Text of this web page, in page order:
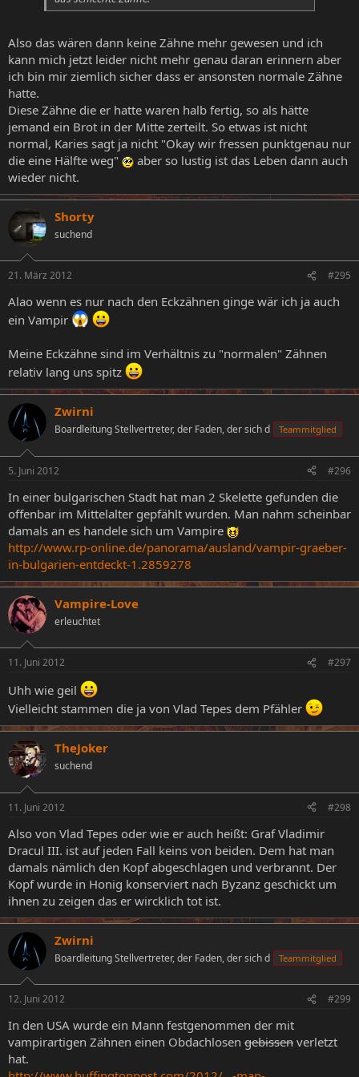
Also das wären dann keine Zähne mehr gewesen und ich
kann mich jetzt leider nicht mehr genau daran erinnern aber
ich bin mir ziemlich sicher dass er ansonsten normale Zähne
hatte.
Diese Zähne die er hatte waren halb fertig, so als hätte
jemand ein Brot in der Mitte zerteilt. So etwas ist nicht
normal, Karies sagt ja nicht "Okay wir fressen punktgenau nur
die eine Hälfte weg"
aber so lustig ist das Leben dann auch
wieder nicht.
Shorty
suchend
21. März 2012 #295
Alao wenn es nur nach den Eckzähnen ginge wär ich ja auch
ein Vampir
Meine Eckzähne sind im Verhältnis zu "normalen" Zähnen
relativ lang uns spitz
Zwirni
Boardleitung Stellvertreter, der Faden, der sich d Teammitglied
5. Juni 2012 #296
In einer bulgarischen Stadt hat man 2 Skelette gefunden die
offenbar im Mittelalter gepfählt wurden. Man nahm scheinbar
damals an es handele sich um Vampire
http://www.rp-online.de/panorama/ausland/vampir-graeber-
in-bulgarien-entdeckt-1.2859278
Vampire-Love
erleuchtet
11. Juni 2012 #297
Uhh wie geil
Vielleicht stammen die ja von Vlad Tepes dem Pfähler
TheJoker
suchend
11. Juni 2012 #298
Also von Vlad Tepes oder wie er auch heißt: Graf Vladimir
Dracul III. ist auf jeden Fall keins von beiden. Dem hat man
damals nämlich den Kopf abgeschlagen und verbrannt. Der
Kopf wurde in Honig konserviert nach Byzanz geschickt um
ihnen zu zeigen das er wircklich tot ist.
Zwirni
Boardleitung Stellvertreter, der Faden, der sich d Teammitglied
12. Juni 2012 #299
In den USA wurde ein Mann festgenommen der mit
vampirartigen Zähnen einen Obdachlosen gebissen verletzt
hat.